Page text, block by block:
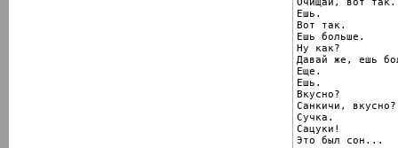
Ешь.
Вот так.
Ешь больше.
Ну как?
Давай же, ешь
Еще.
Ешь.
Вкусно?
Санкичи, вкусно?
Сучка.
Сацуки!
Это был сон...